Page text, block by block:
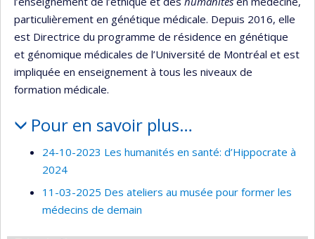
particulièrement en génétique médicale. Depuis 2016, elle
est Directrice du programme de résidence en génétique
et génomique médicales de l’Université de Montréal et est
impliquée en enseignement à tous les niveaux de
formation médicale.
Pour en savoir plus…
24-10-2023 Les humanités en santé: d’Hippocrate à
2024
11-03-2025 Des ateliers au musée pour former les
médecins de demain